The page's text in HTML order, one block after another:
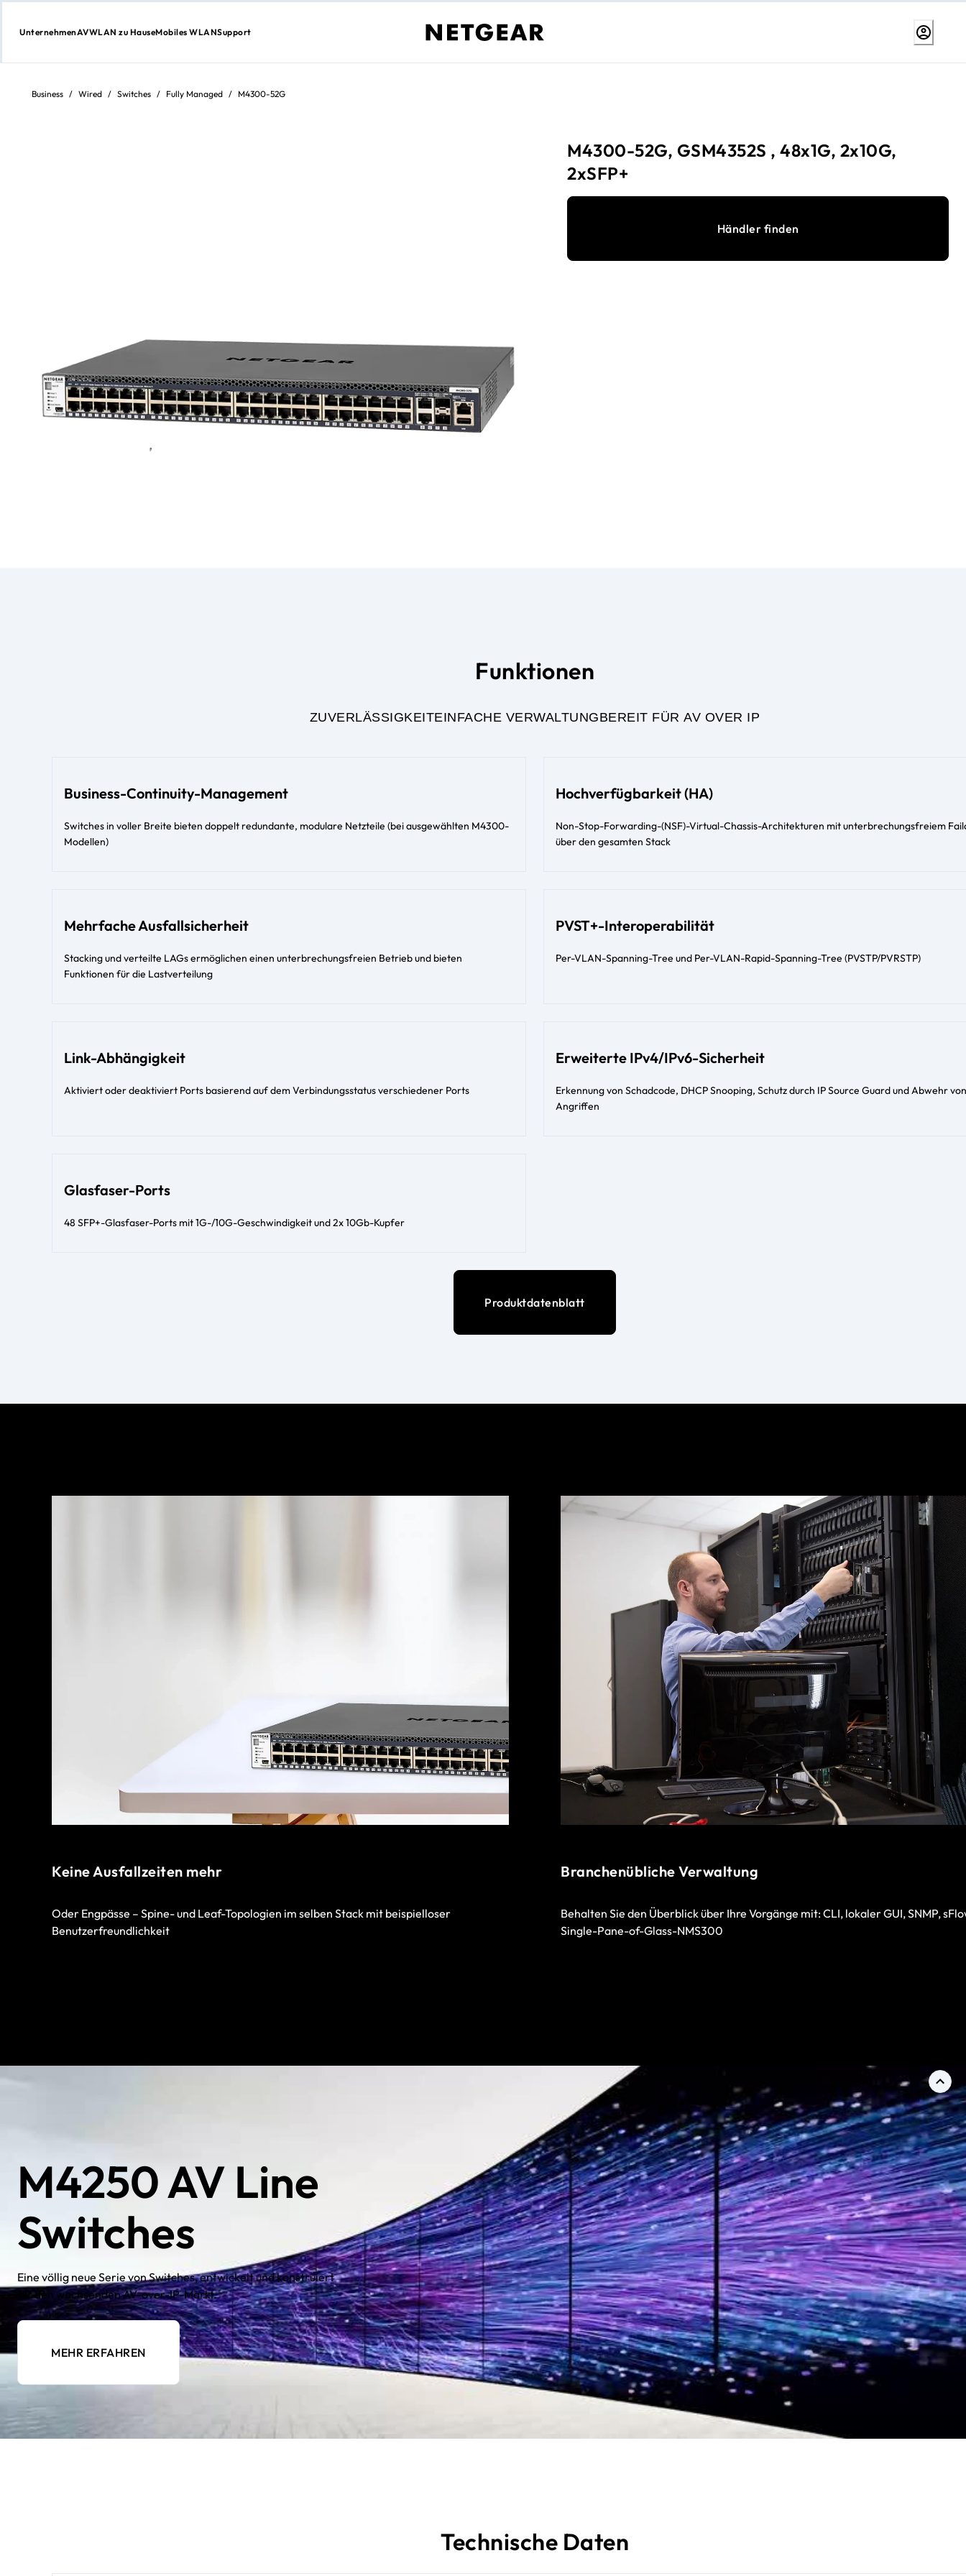
Weiter
UnternehmenAVWLAN zu HauseMobiles WLANSupport
Business / Wired / Switches / Fully Managed / M4300-52G
M4300-52G, GSM4352S , 48x1G, 2x10G,
2xSFP+
Händler finden
Funktionen
ZUVERLÄSSIGKEITEINFACHE VERWALTUNGBEREIT FÜR AV OVER IP
Business-Continuity-Management
Switches in voller Breite bieten doppelt redundante, modulare Netzteile (bei ausgewählten M4300-
Modellen)
Hochverfügbarkeit (HA)
Non-Stop-Forwarding-(NSF)-Virtual-Chassis-Architekturen mit unterbrechungsfreiem
über den gesamten Stack
Mehrfache Ausfallsicherheit
Stacking und verteilte LAGs ermöglichen einen unterbrechungsfreien Betrieb und bieten
Funktionen für die Lastverteilung
PVST+-Interoperabilität
Per-VLAN-Spanning-Tree und Per-VLAN-Rapid-Spanning-Tree (PVSTP/PVRSTP)
Link-Abhängigkeit
Aktiviert oder deaktiviert Ports basierend auf dem Verbindungsstatus verschiedener Ports
Erweiterte IPv4/IPv6-Sicherheit
Erkennung von Schadcode, DHCP Snooping, Schutz durch IP Source Guard und Abwehr
Angriffen
Glasfaser-Ports
48 SFP+-Glasfaser-Ports mit 1G-/10G-Geschwindigkeit und 2x 10Gb-Kupfer
Produktdatenblatt
Keine Ausfallzeiten mehr
Oder Engpässe – Spine- und Leaf-Topologien im selben Stack mit beispielloser
Benutzerfreundlichkeit
Branchenübliche Verwaltung
Behalten Sie den Überblick über Ihre Vorgänge mit: CLI, lokaler GUI, SNMP,
Single-Pane-of-Glass-NMS300
M4250 AV Line
Switches
Eine völlig neue Serie von Switches, entwickelt und konstruiert
für den wachsenden AV-over-IP-Markt.
MEHR ERFAHREN
Technische Daten